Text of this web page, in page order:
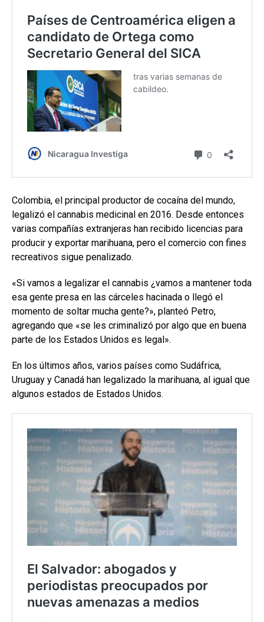
Colombia, el principal productor de cocaína del mundo,
legalizó el cannabis medicinal en 2016. Desde entonces
varias compañías extranjeras han recibido licencias para
producir y exportar marihuana, pero el comercio con fines
recreativos sigue penalizado.
«Si vamos a legalizar el cannabis ¿vamos a mantener toda
esa gente presa en las cárceles hacinada o llegó el
momento de soltar mucha gente?», planteó Petro,
agregando que «se les criminalizó por algo que en buena
parte de los Estados Unidos es legal».
En los últimos años, varios países como Sudáfrica,
Uruguay y Canadá han legalizado la marihuana, al igual que
algunos estados de Estados Unidos.